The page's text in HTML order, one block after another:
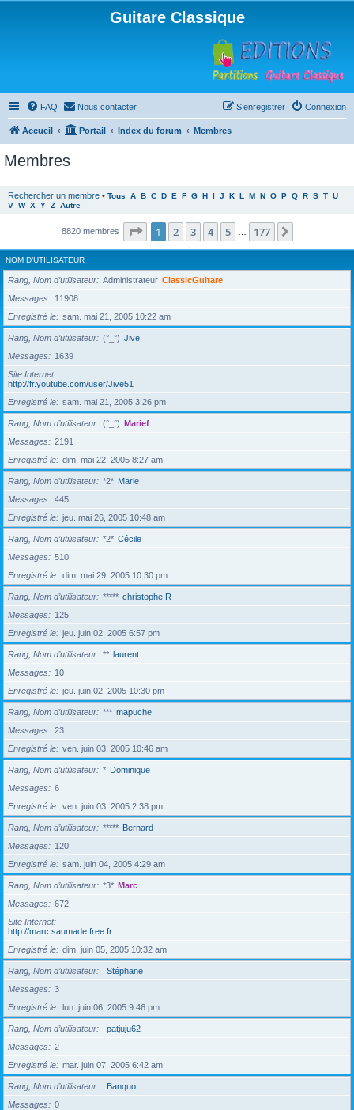
Guitare Classique
FAQ Nous contacter Connexion
S’enregistrer
Accueil Portail Index du forum Membres
Membres
Rechercher un membre • Tous A B C D E F G H I J K L M N O P Q R S T U
V W X Y Z Autre
8820 membres Page 1sur177
1 2 3 4 5 177
NOM D’UTILISATEUR
Rang, Nom d’utilisateur Administrateur ClassicGuitare
Messages
11908
Enregistré le
sam. mai 21, 2005 10:22 am
Rang, Nom d’utilisateur (°_°) Jive
Messages
1639
Site Internet
http://fr.youtube.com/user/Jive51
Enregistré le
sam. mai 21, 2005 3:26 pm
Rang, Nom d’utilisateur (°_°) Marief
Messages
2191
Enregistré le
dim. mai 22, 2005 8:27 am
Rang, Nom d’utilisateur *2* Marie
Messages
445
Enregistré le
jeu. mai 26, 2005 10:48 am
Rang, Nom d’utilisateur *2* Cécile
Messages
510
Enregistré le
dim. mai 29, 2005 10:30 pm
Rang, Nom d’utilisateur ***** christophe R
Messages
125
Enregistré le
jeu. juin 02, 2005 6:57 pm
Rang, Nom d’utilisateur ** laurent
Messages
10
Enregistré le
jeu. juin 02, 2005 10:30 pm
Rang, Nom d’utilisateur *** mapuche
Messages
23
Enregistré le
ven. juin 03, 2005 10:46 am
Rang, Nom d’utilisateur * Dominique
Messages
6
Enregistré le
ven. juin 03, 2005 2:38 pm
Rang, Nom d’utilisateur ***** Bernard
Messages
120
Enregistré le
sam. juin 04, 2005 4:29 am
Rang, Nom d’utilisateur *3* Marc
Messages
672
Site Internet
http://marc.saumade.free.fr
Enregistré le
dim. juin 05, 2005 10:32 am
Rang, Nom d’utilisateur
Stéphane
Messages
3
Enregistré le
lun. juin 06, 2005 9:46 pm
Rang, Nom d’utilisateur
patjuju62
Messages
2
Enregistré le
mar. juin 07, 2005 6:42 am
Rang, Nom d’utilisateur
Banquo
Messages
0